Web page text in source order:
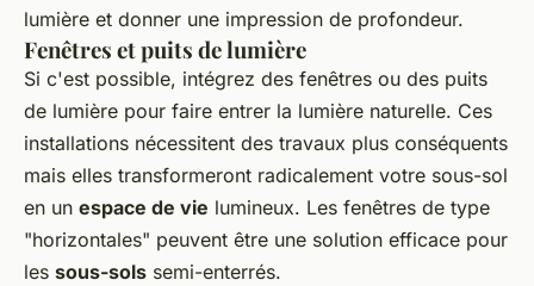
lumière et donner une impression de profondeur.
Fenêtres et puits de lumière
Si c'est possible, intégrez des fenêtres ou des puits
de lumière pour faire entrer la lumière naturelle. Ces
installations nécessitent des travaux plus conséquents
mais elles transformeront radicalement votre sous-sol
en un espace de vie lumineux. Les fenêtres de type
"horizontales" peuvent être une solution efficace pour
les sous-sols semi-enterrés.